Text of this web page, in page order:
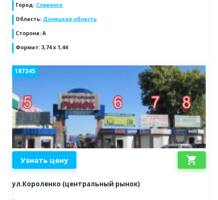
Город: Славянск
Область: Донецкая область
Сторона: А
Формат: 3,74 х 1,44
187345
Узнать цену shopping_cart
ул.Короленко (центральный рынок)